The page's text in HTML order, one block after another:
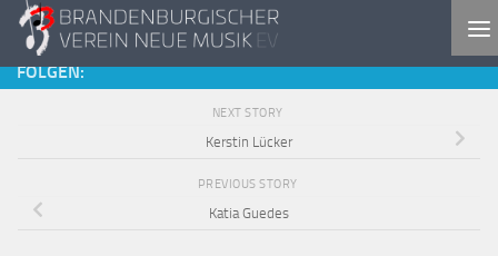
Skip to content
FOLGEN:
NEXT STORY
Kerstin Lücker
PREVIOUS STORY
Katia Guedes